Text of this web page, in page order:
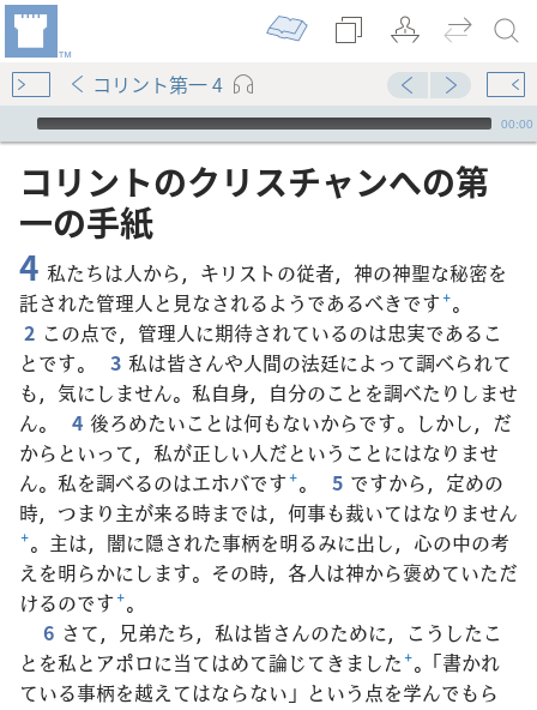
コリント第一 4
Audio Player
00:00
コリント​の​クリスチャン​へ​の​第​
一​の​手紙
4 私たちは人から，キリストの従者，神の神聖な秘密を
託された管理人と見なされるようであるべきです+。
2 この点で，管理人に期待されているのは忠実であるこ
とです。
3 私は皆さんや人間の法廷によって調べられて
も，気にしません。私自身，自分のことを調べたりしませ
ん。
4 後ろめたいことは何もないからです。しかし，だ
からといって，私が正しい人だということにはなりませ
ん。私を調べるのはエホバです+。 5 ですから，定めの
時，つまり主が来る時までは，何事も裁いてはなりません
+。主は，闇に隠された事柄を明るみに出し，心の中の考
えを明らかにします。その時，各人は神から褒めていただ
けるのです+。
6 さて，兄弟たち，私は皆さんのために，こうしたこ
とを私とアポロに当てはめて論じてきました+。「書かれ
ている事柄を越えてはならない」という点を学んでもら